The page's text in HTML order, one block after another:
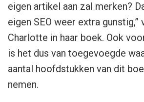
eigen artikel aan zal merken?
eigen SEO weer extra gunstig,”
Charlotte in haar boek. Ook
is het dus van toegevoegde
aantal hoofdstukken van dit
nemen.